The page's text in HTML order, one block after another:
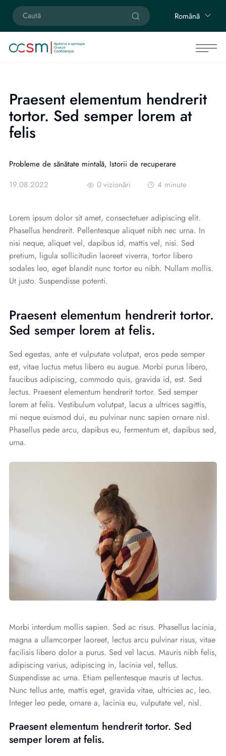
Română
Praesent elementum hendrerit
tortor. Sed semper lorem at
felis
Probleme de sănătate mintală, Istorii de recuperare
19.08.2022
vizionări
0 4 minute
Lorem ipsum dolor sit amet, consectetuer adipiscing elit.
Phasellus hendrerit. Pellentesque aliquet nibh nec urna. In
nisi neque, aliquet vel, dapibus id, mattis vel, nisi. Sed
pretium, ligula sollicitudin laoreet viverra, tortor libero
sodales leo, eget blandit nunc tortor eu nibh. Nullam mollis.
Ut justo. Suspendisse potenti.
Praesent elementum hendrerit tortor.
Sed semper lorem at felis.
Sed egestas, ante et vulputate volutpat, eros pede semper
est, vitae luctus metus libero eu augue. Morbi purus libero,
faucibus adipiscing, commodo quis, gravida id, est. Sed
lectus. Praesent elementum hendrerit tortor. Sed semper
lorem at felis. Vestibulum volutpat, lacus a ultrices sagittis,
mi neque euismod dui, eu pulvinar nunc sapien ornare nisl.
Phasellus pede arcu, dapibus eu, fermentum et, dapibus sed,
urna.
Morbi interdum mollis sapien. Sed ac risus. Phasellus lacinia,
magna a ullamcorper laoreet, lectus arcu pulvinar risus, vitae
facilisis libero dolor a purus. Sed vel lacus. Mauris nibh felis,
adipiscing varius, adipiscing in, lacinia vel, tellus.
Suspendisse ac urna. Etiam pellentesque mauris ut lectus.
Nunc tellus ante, mattis eget, gravida vitae, ultricies ac, leo.
Integer leo pede, ornare a, lacinia eu, vulputate vel, nisl.
Praesent elementum hendrerit tortor. Sed
semper lorem at felis.